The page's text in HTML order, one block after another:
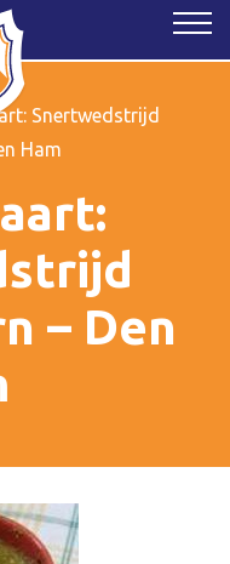
Snertwedstrijd
Ham
– Den